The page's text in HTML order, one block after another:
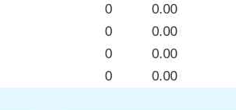
0 0.00
0 0.00
0 0.00
0 0.00